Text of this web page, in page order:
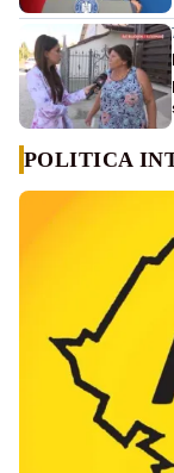
POLITICA